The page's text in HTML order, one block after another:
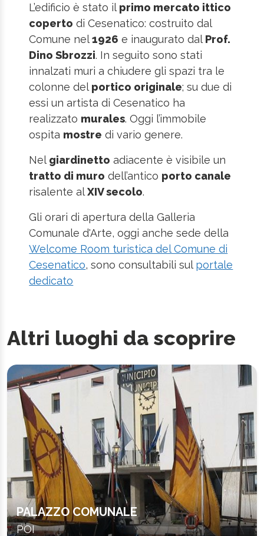
L’edificio è stato il primo mercato ittico
coperto di Cesenatico: costruito dal
Comune nel1926 e inaugurato dal Prof.
Dino Sbrozzi. In seguito sono stati
innalzati muri a chiudere gli spazi tra le
colonne del portico originale; su due di
essi un artista di Cesenatico ha
realizzato murales. Oggi l’immobile
ospita mostre di vario genere.
Nel giardinetto adiacente è visibile un
tratto di muro dell’antico porto canale
risalente alXIV secolo.
Gli orari di apertura della Galleria
Comunale d'Arte, oggi anche sede della
Welcome Room turistica del Comune di
Cesenatico, sono consultabili sul portale
dedicato
Altri luoghi da scoprire
PALAZZO COMUNALE
POI